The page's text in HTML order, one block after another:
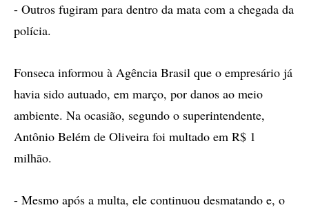
- Outros fugiram para dentro da mata com a chegada da
polícia.
Fonseca informou à Agência Brasil que o empresário já
havia sido autuado, em março, por danos ao meio
ambiente. Na ocasião, segundo o superintendente,
Antônio Belém de Oliveira foi multado em R$ 1
milhão.
- Mesmo após a multa, ele continuou desmatando e, o